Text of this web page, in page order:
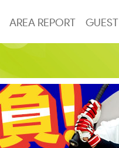
AREA REPORT GUEST